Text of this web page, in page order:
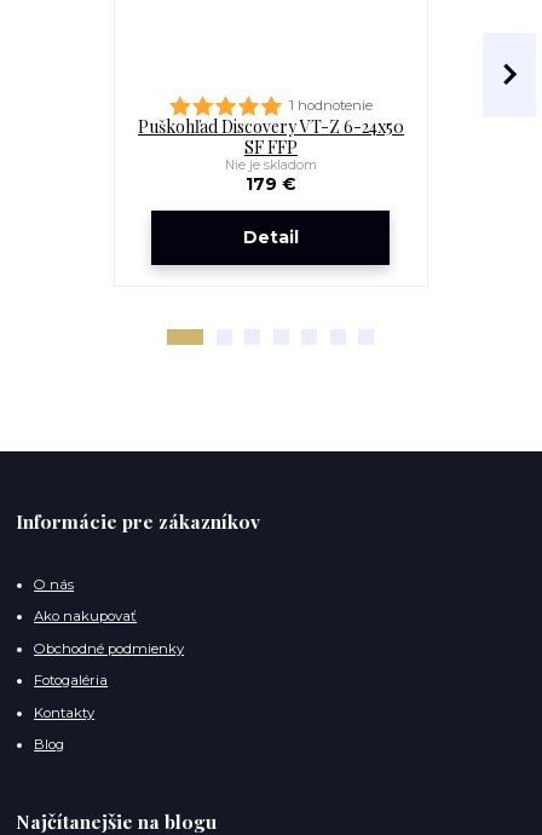
1 hodnotenie
Puškohľad Discovery VT-Z 6-24x50
SF FFP
179 €
Nie je skladom
Detail
Informácie pre zákazníkov
O nás
Ako nakupovať
Obchodné podmienky
Fotogaléria
Kontakty
Blog
Najčítanejšie na blogu